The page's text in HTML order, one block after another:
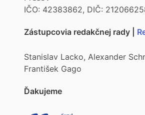
IČO: 42383862, DIČ:
Zástupcovia redakčnej rady |
Stanislav Lacko, Alexander
František Gago
Ďakujeme